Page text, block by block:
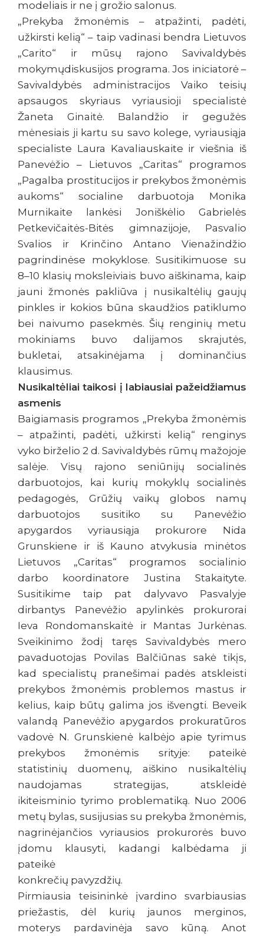
modeliais ir ne į grožio salonus.
„Prekyba žmonėmis – atpažinti, padėti,
užkirsti kelią“ – taip vadinasi bendra Lietuvos
„Carito“ ir mūsų rajono Savivaldybės
mokymųdiskusijos programa. Jos iniciatorė –
Savivaldybės administracijos Vaiko teisių
apsaugos skyriaus vyriausioji specialistė
Žaneta Ginaitė. Balandžio ir gegužės
mėnesiais ji kartu su savo kolege, vyriausiąja
specialiste Laura Kavaliauskaite ir viešnia iš
Panevėžio – Lietuvos „Caritas“ programos
„Pagalba prostitucijos ir prekybos žmonėmis
aukoms“ socialine darbuotoja Monika
Murnikaite lankėsi Joniškėlio Gabrielės
Petkevičaitės-Bitės gimnazijoje, Pasvalio
Svalios ir Krinčino Antano Vienažindžio
pagrindinėse mokyklose. Susitikimuose su
8–10 klasių moksleiviais buvo aiškinama, kaip
jauni žmonės pakliūva į nusikaltėlių gaujų
pinkles ir kokios būna skaudžios patiklumo
bei naivumo pasekmės. Šių renginių metu
mokiniams buvo dalijamos skrajutės,
bukletai, atsakinėjama į dominančius
klausimus.
Nusikaltėliai taikosi į labiausiai pažeidžiamus
asmenis
Baigiamasis programos „Prekyba žmonėmis
– atpažinti, padėti, užkirsti kelią“ renginys
vyko birželio 2 d. Savivaldybės rūmų mažojoje
salėje. Visų rajono seniūnijų socialinės
darbuotojos, kai kurių mokyklų socialinės
pedagogės, Grūžių vaikų globos namų
darbuotojos susitiko su Panevėžio
apygardos vyriausiąja prokurore Nida
Grunskiene ir iš Kauno atvykusia minėtos
Lietuvos „Caritas“ programos socialinio
darbo koordinatore Justina Stakaityte.
Susitikime taip pat dalyvavo Pasvalyje
dirbantys Panevėžio apylinkės prokurorai
Ieva Rondomanskaitė ir Mantas Jurkėnas.
Sveikinimo žodį taręs Savivaldybės mero
pavaduotojas Povilas Balčiūnas sakė tikįs,
kad specialistų pranešimai padės atskleisti
prekybos žmonėmis problemos mastus ir
kelius, kaip būtų galima jos išvengti. Beveik
valandą Panevėžio apygardos prokuratūros
vadovė N. Grunskienė kalbėjo apie tyrimus
prekybos žmonėmis srityje: pateikė
statistinių duomenų, aiškino nusikaltėlių
naudojamas strategijas, atskleidė
ikiteisminio tyrimo problematiką. Nuo 2006
metų bylas, susijusias su prekyba žmonėmis,
nagrinėjančios vyriausios prokurorės buvo
įdomu klausyti, kadangi kalbėdama ji
pateikė
konkrečių pavyzdžių.
Pirmiausia teisininkė įvardino svarbiausias
priežastis, dėl kurių jaunos merginos,
moterys pardavinėja savo kūną. Anot